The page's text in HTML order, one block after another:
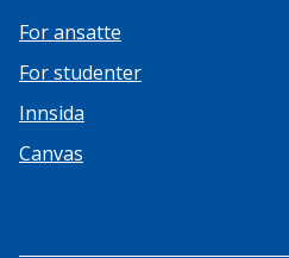
For ansatte
For studenter
Innsida
Canvas